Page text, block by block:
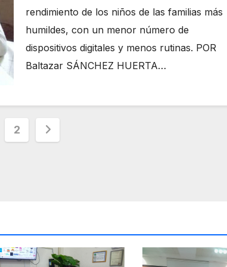
rendimiento de los niños de las familias más
humildes, con un menor número de
dispositivos digitales y menos rutinas. POR
Baltazar SÁNCHEZ HUERTA…
2